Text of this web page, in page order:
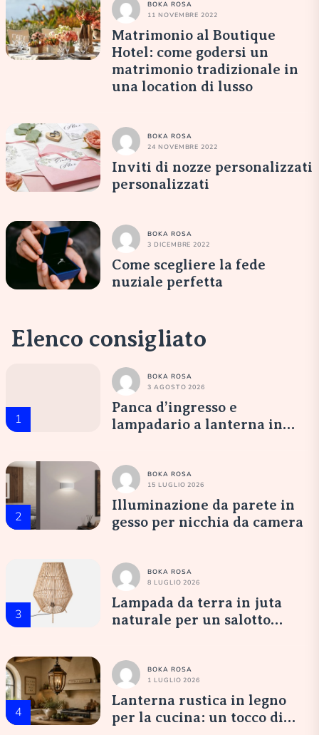
BOKA ROSA
11 NOVEMBRE 2022
Matrimonio al Boutique
Hotel: come godersi un
matrimonio tradizionale in
una location di lusso
BOKA ROSA
24 NOVEMBRE 2022
Inviti di nozze personalizzati
personalizzati
BOKA ROSA
3 DICEMBRE 2022
Come scegliere la fede
nuziale perfetta
Elenco consigliato
1
BOKA ROSA
3 AGOSTO 2026
Panca d’ingresso e
lampadario a lanterna in
2
BOKA ROSA
15 LUGLIO 2026
Illuminazione da parete in
gesso per nicchia da camera
3
BOKA ROSA
8 LUGLIO 2026
Lampada da terra in juta
naturale per un salotto
4
BOKA ROSA
1 LUGLIO 2026
Lanterna rustica in legno
per la cucina: un tocco di